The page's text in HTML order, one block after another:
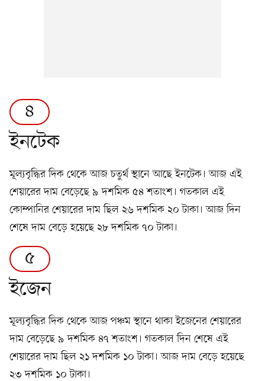
৪
ইনটেক
মূল্যবৃদ্ধির দিক থেকে আজ চতুর্থ স্থানে আছে ইনটেক। আজ এই
শেয়ারের দাম বেড়েছে ৯ দশমিক ৫৪ শতাংশ। গতকাল এই
কোম্পানির শেয়ারের দাম ছিল ২৬ দশমিক ২০ টাকা। আজ দিন
শেষে দাম বেড়ে হয়েছে ২৮ দশমিক ৭০ টাকা।
৫
ইজেন
মূল্যবৃদ্ধির দিক থেকে আজ পঞ্চম স্থানে থাকা ইজেনের শেয়ারের
দাম বেড়েছে ৯ দশমিক ৪৭ শতাংশ। গতকাল দিন শেষে এই
শেয়ারের দাম ছিল ২১ দশমিক ১০ টাকা। আজ দাম বেড়ে হয়েছে
২৩ দশমিক ১০ টাকা।